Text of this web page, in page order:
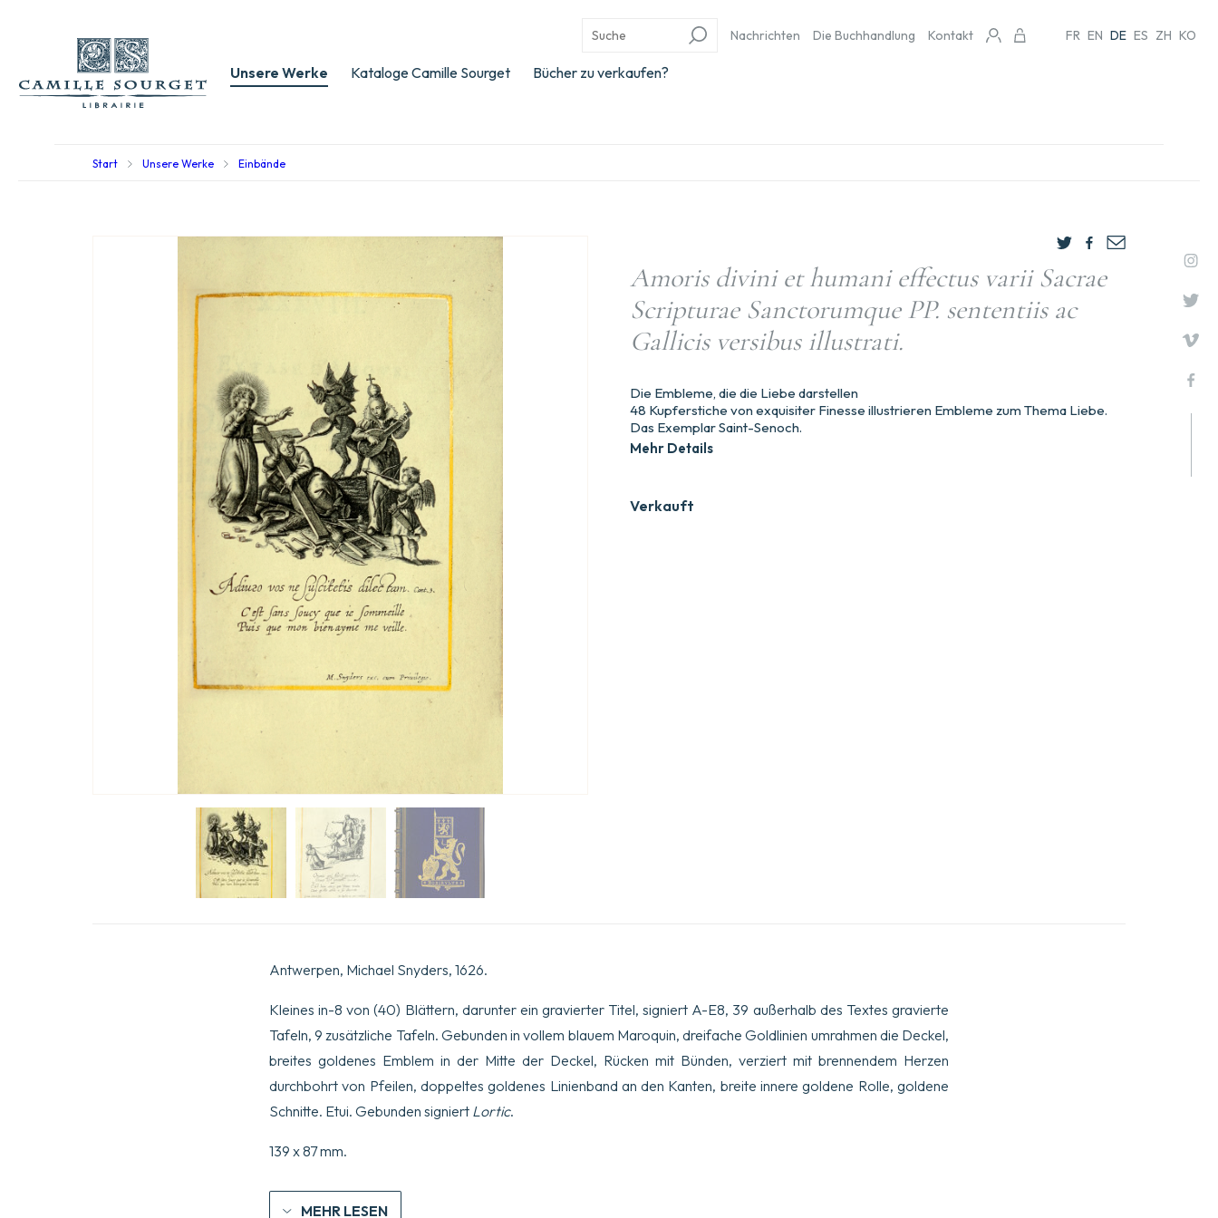
Unsere Werke Kataloge Camille Sourget Bücher zu verkaufen?
Nachrichten Die Buchhandlung Kontakt FR EN DE ES ZH KO
Start Unsere Werke Einbände
Amoris divini et humani effectus varii Sacrae
Scripturae Sanctorumque PP. sententiis ac
Gallicis versibus illustrati.
Verkauft
Die Embleme, die die Liebe darstellen
48 Kupferstiche von exquisiter Finesse illustrieren Embleme zum Thema Liebe.
Das Exemplar Saint-Senoch.
Mehr Details
Antwerpen, Michael Snyders, 1626.
Kleines in-8 von (40) Blättern, darunter ein gravierter Titel, signiert A-E8, 39 außerhalb des Textes gravierte
Tafeln, 9 zusätzliche Tafeln. Gebunden in vollem blauem Maroquin, dreifache Goldlinien umrahmen die Deckel,
breites goldenes Emblem in der Mitte der Deckel, Rücken mit Bünden, verziert mit brennendem Herzen
durchbohrt von Pfeilen, doppeltes goldenes Linienband an den Kanten, breite innere goldene Rolle, goldene
Schnitte. Etui. Gebunden signiert Lortic.
139 x 87 mm.
MEHR LESEN